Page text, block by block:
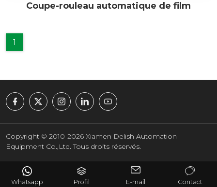
Coupe-rouleau automatique de film
1
Copyright © 2010-2026 Xiamen Delish Automation
Equipment Co.,Ltd. Tous droits réservés.
Whatsapp Profil E-mail Contact